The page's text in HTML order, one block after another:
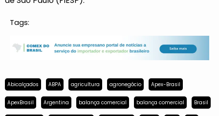
Tags:
Abicalçados ABPA agricultura agronegócio Apex-Brasil
ApexBrasil Argentina balança comercial balança comercial Brasil